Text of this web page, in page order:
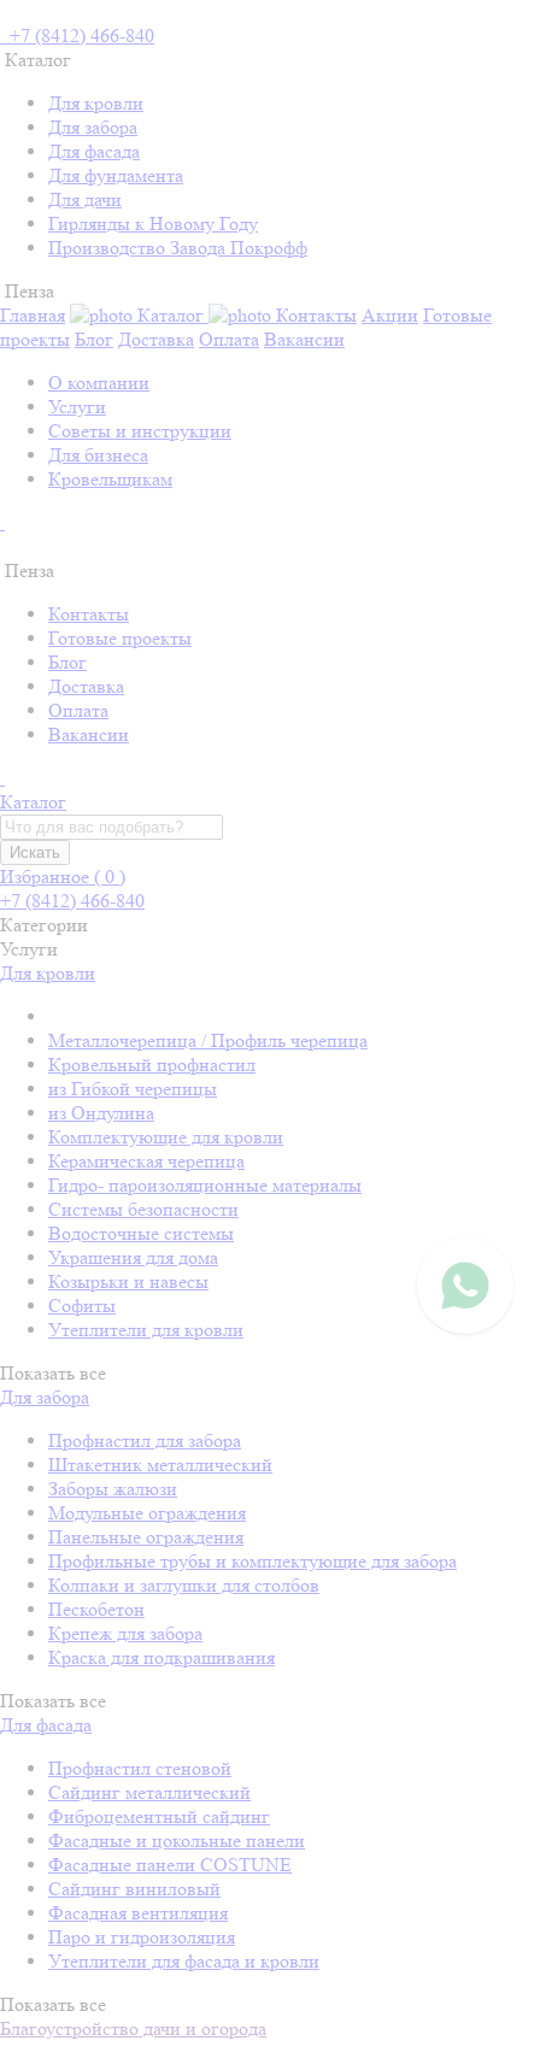
+7 (8412) 466-840
Каталог
Для кровли
Для забора
Для фасада
Для фундамента
Для дачи
Гирлянды к Новому Году
Производство Завода Покрофф
Пенза
Главная
Каталог Контакты Акции Готовые
проекты Блог Доставка Оплата Вакансии
О компании
Услуги
Советы и инструкции
Для бизнеса
Кровельщикам
Пенза
Контакты
Готовые проекты
Блог
Доставка
Оплата
Вакансии
Каталог
Искать
Избранное ( 0 )
+7 (8412) 466-840
Категории
Услуги
Для кровли
Металлочерепица / Профиль черепица
Кровельный профнастил
из Гибкой черепицы
из Ондулина
Комплектующие для кровли
Керамическая черепица
Гидро- пароизоляционные материалы
Системы безопасности
Водосточные системы
Украшения для дома
Козырьки и навесы
Софиты
Утеплители для кровли
Показать все
Для забора
Профнастил для забора
Штакетник металлический
Заборы жалюзи
Модульные ограждения
Панельные ограждения
Профильные трубы и комплектующие для забора
Колпаки и заглушки для столбов
Пескобетон
Крепеж для забора
Краска для подкрашивания
Показать все
Для фасада
Профнастил стеновой
Сайдинг металлический
Фиброцементный сайдинг
Фасадные и цокольные панели
Фасадные панели COSTUNE
Сайдинг виниловый
Фасадная вентиляция
Паро и гидроизоляция
Утеплители для фасада и кровли
Показать все
Благоустройство дачи и огорода